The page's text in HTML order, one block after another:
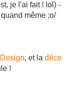
je l'ai fait ! lol) -
même ;o/
, et la déco
!